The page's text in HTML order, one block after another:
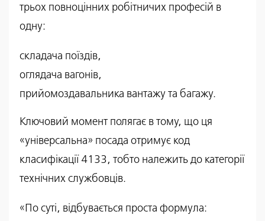
трьох повноцінних робітничих професій в
одну:
складача поїздів,
оглядача вагонів,
прийомоздавальника вантажу та багажу.
Ключовий момент полягає в тому, що ця
«універсальна» посада отримує код
класифікації 4133, тобто належить до категорії
технічних службовців.
«По суті, відбувається проста формула: